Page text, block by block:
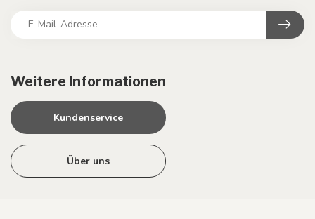
Weitere Informationen
Kundenservice
Über uns